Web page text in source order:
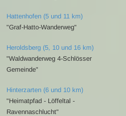
Hattenhofen (5 und 11 km)
"Graf-Hatto-Wanderweg"
Heroldsberg (5, 10 und 16 km)
"Waldwanderweg 4-Schlösser
Gemeinde"
Hinterzarten (6 und 10 km)
"Heimatpfad - Löffeltal -
Ravennaschlucht"